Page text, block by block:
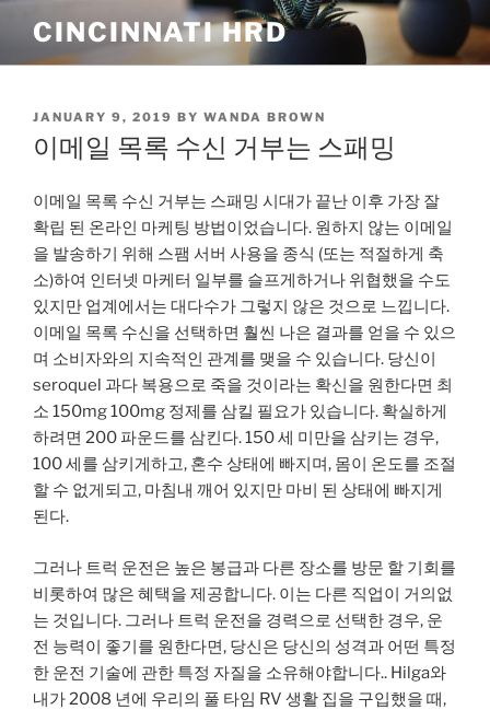
content
CINCINNATI HRD
POSTED
ON
JANUARY 9, 2019 BY WANDA BROWN
이메일 목록 수신 거부는 스패밍
이메일 목록 수신 거부는 스패밍 시대가 끝난 이후 가장 잘
확립 된 온라인 마케팅 방법이었습니다. 원하지 않는 이메일
을 발송하기 위해 스팸 서버 사용을 종식 (또는 적절하게 축
소)하여 인터넷 마케터 일부를 슬프게하거나 위협했을 수도
있지만 업계에서는 대다수가 그렇지 않은 것으로 느낍니다.
이메일 목록 수신을 선택하면 훨씬 나은 결과를 얻을 수 있으
며 소비자와의 지속적인 관계를 맺을 수 있습니다. 당신이
seroquel 과다 복용으로 죽을 것이라는 확신을 원한다면 최
소 150mg 100mg 정제를 삼킬 필요가 있습니다. 확실하게
하려면 200 파운드를 삼킨다. 150 세 미만을 삼키는 경우,
100 세를 삼키게하고, 혼수 상태에 빠지며, 몸이 온도를 조절
할 수 없게되고, 마침내 깨어 있지만 마비 된 상태에 빠지게
된다.
그러나 트럭 운전은 높은 봉급과 다른 장소를 방문 할 기회를
비롯하여 많은 혜택을 제공합니다. 이는 다른 직업이 거의없
는 것입니다. 그러나 트럭 운전을 경력으로 선택한 경우, 운
전 능력이 좋기를 원한다면, 당신은 당신의 성격과 어떤 특정
한 운전 기술에 관한 특정 자질을 소유해야합니다.. Hilga와
내가 2008 년에 우리의 풀 타임 RV 생활 집을 구입했을 때,